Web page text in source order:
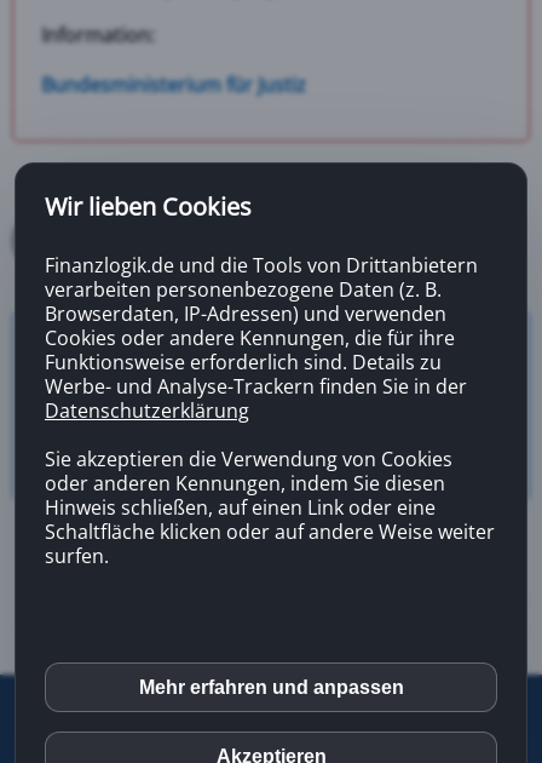
Information:
Bundesministerium für Justiz
Versicherungsrechner
Zahnzusatzversicherung
2026 |Letzte Aktualisierung13.02.2026 08:41
Infoservice|Impressum
Wir lieben Cookies
Finanzlogik.de und die Tools von Drittanbietern
verarbeiten personenbezogene Daten (z. B.
Browserdaten, IP-Adressen) und verwenden
Cookies oder andere Kennungen, die für ihre
Funktionsweise erforderlich sind. Details zu
Werbe- und Analyse-Trackern finden Sie in der
Datenschutzerklärung
Sie akzeptieren die Verwendung von Cookies
oder anderen Kennungen, indem Sie diesen
Hinweis schließen, auf einen Link oder eine
Schaltfläche klicken oder auf andere Weise weiter
surfen.
inCMS
Mehr erfahren und anpassen
Akzeptieren